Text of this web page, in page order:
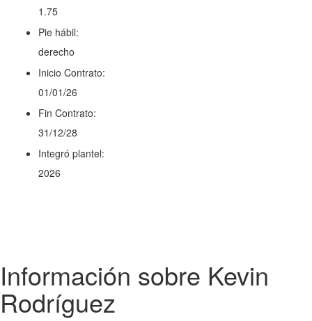
1.75
Pie hábil:
derecho
Inicio Contrato:
01/01/26
Fin Contrato:
31/12/28
Integró plantel:
2026
Información sobre Kevin
Rodríguez